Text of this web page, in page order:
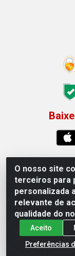
Permitir que a
novidades e
Powered by
O nosso site
terceiros para
personalizada
relevante de
qualidade do
Aceito
Preferências
Motociclo -